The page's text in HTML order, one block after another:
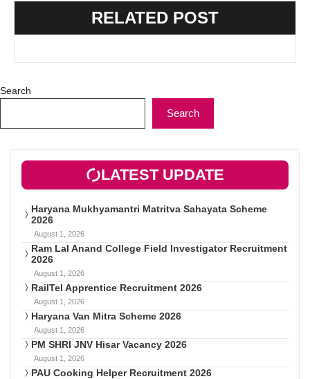
RELATED POST
Search
Search
LATEST UPDATE
Haryana Mukhyamantri Matritva Sahayata Scheme
2026
August 1, 2026
Ram Lal Anand College Field Investigator Recruitment
2026
August 1, 2026
RailTel Apprentice Recruitment 2026
August 1, 2026
Haryana Van Mitra Scheme 2026
August 1, 2026
PM SHRI JNV Hisar Vacancy 2026
August 1, 2026
PAU Cooking Helper Recruitment 2026